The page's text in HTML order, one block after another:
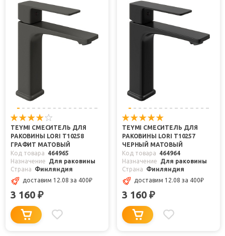
TEYMI СМЕСИТЕЛЬ ДЛЯ
РАКОВИНЫ LORI T10258
ГРАФИТ МАТОВЫЙ
Код товара
464965
Назначение
Для раковины
Страна
Финляндия
доставим 12.08 за 400₽
3 160 ₽
TEYMI СМЕСИТЕЛЬ ДЛЯ
РАКОВИНЫ LORI T10257
ЧЕРНЫЙ МАТОВЫЙ
Код товара
464964
Назначение
Для раковины
Страна
Финляндия
доставим 12.08 за 400₽
3 160 ₽